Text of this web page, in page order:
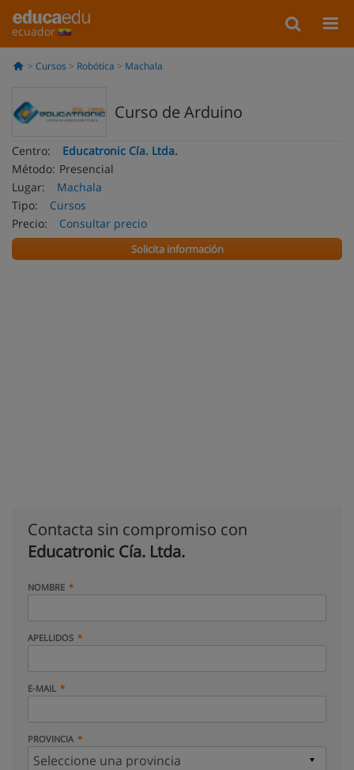
ecuador
Cursos Robótica Machala
Curso de Arduino
Centro:
Educatronic Cía. Ltda.
Método: Presencial
Lugar:
Machala
Tipo:
Cursos
Precio:
Consultar precio
Solicita información
Contacta sin compromiso con
Educatronic Cía. Ltda.
NOMBRE
APELLIDOS
E-MAIL
PROVINCIA